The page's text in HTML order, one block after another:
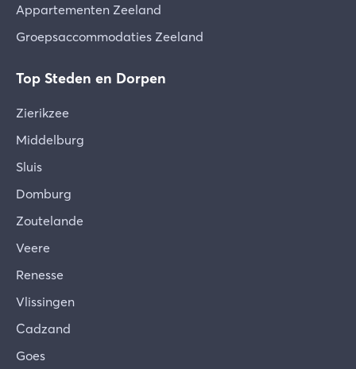
Appartementen Zeeland
Groepsaccommodaties Zeeland
Top Steden en Dorpen
Zierikzee
Middelburg
Sluis
Domburg
Zoutelande
Veere
Renesse
Vlissingen
Cadzand
Goes